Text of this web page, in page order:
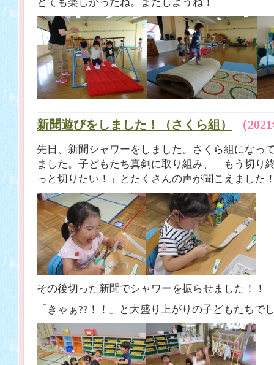
新聞遊びをしました！（さくら組） （
先日、新聞シャワーをしました。さくら組になっ
ました。子どもたち真剣に取り組み、「もう切り
っと切りたい！」とたくさんの声が聞こえました
その後切った新聞でシャワーを振らせました！！
「きゃぁ??！！」と大盛り上がりの子どもたちで